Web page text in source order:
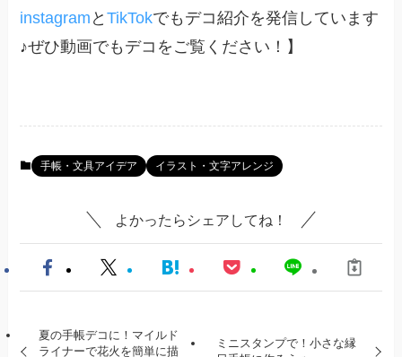
instagram とTikTokでもデコ紹介を発信しています
♪ぜひ動画でもデコをご覧ください！】
手帳・文具アイデア イラスト・文字アレンジ
よかったらシェアしてね！
夏の手帳デコに！マイルド
ライナーで花火を簡単に描
ミニスタンプで！小さな縁